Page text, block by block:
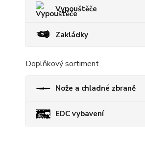
Vypouštěče
Zakládky
Doplňkový sortiment
Nože a chladné zbraně
EDC vybavení